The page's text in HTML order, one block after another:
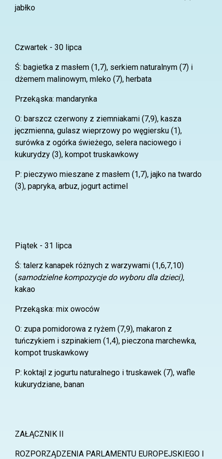
jabłko
Czwartek - 30 lipca
Ś: bagietka z masłem (1,7), serkiem naturalnym (7) i
dżemem malinowym, mleko (7), herbata
Przekąska: mandarynka
O: barszcz czerwony z ziemniakami (7,9), kasza
jęczmienna, gulasz wieprzowy po węgiersku (1),
surówka z ogórka świeżego, selera naciowego i
kukurydzy (3), kompot truskawkowy
P: pieczywo mieszane z masłem (1,7), jajko na twardo
(3), papryka, arbuz, jogurt actimel
Piątek - 31 lipca
Ś: talerz kanapek różnych z warzywami (1,6,7,10)
(samodzielne kompozycje do wyboru dla dzieci),
kakao
Przekąska: mix owoców
O: zupa pomidorowa z ryżem (7,9), makaron z
tuńczykiem i szpinakiem (1,4), pieczona marchewka,
kompot truskawkowy
P: koktajl z jogurtu naturalnego i truskawek (7), wafle
kukurydziane, banan
ZAŁĄCZNIK II
ROZPORZĄDZENIA PARLAMENTU EUROPEJSKIEGO I